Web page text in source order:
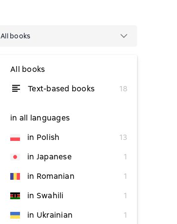
All books
All books
Text-based books
18
in all languages
in Polish
13
in Japanese
1
in Romanian
1
in Swahili
1
in Ukrainian
1
from $5.76